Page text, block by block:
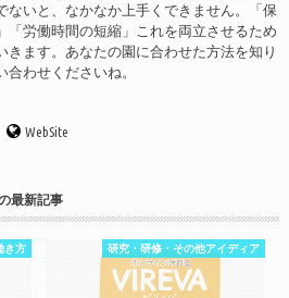
ないと、なかなか上手くできません。「保
「労働時間の短縮」これを両立させるため
きます。あなたの園に合わせた方法を知り
合わせくださいね。
WebSite
最新記事
き方 研究・研修・その他アイディア